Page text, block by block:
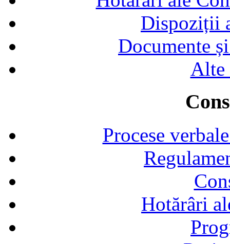
Dispoziții
Documente
Alte
Procese
Hotărâri